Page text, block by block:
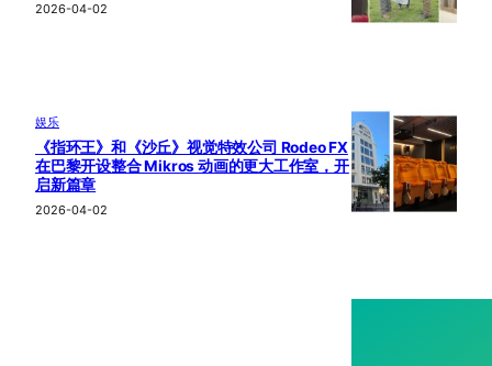
2026-04-02
娱乐
《指环王》和《沙丘》视觉特效公司 Rodeo FX
在巴黎开设整合 Mikros 动画的更大工作室，开
启新篇章
2026-04-02